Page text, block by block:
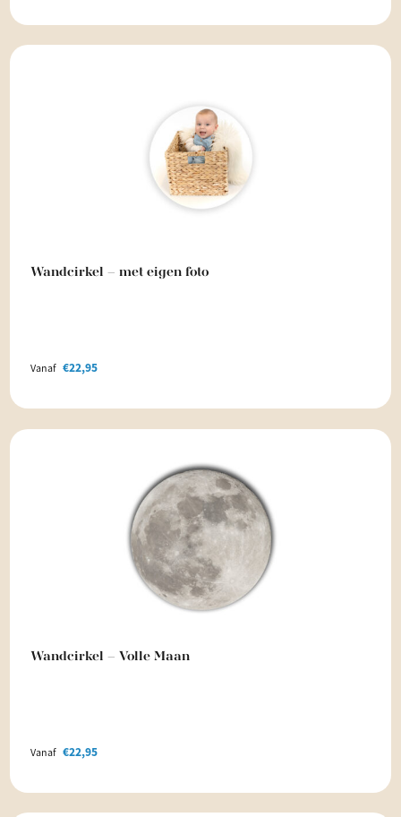
Wandcirkel – met eigen foto
Vanaf €22,95
Wandcirkel – Volle Maan
Vanaf €22,95